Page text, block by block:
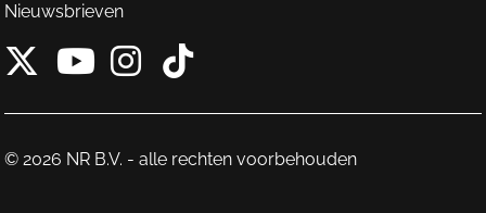
Nieuwsbrieven
X van NieuwRechts
Instagram van
Tiktok van
© 2026 NR B.V. - alle rechten voorbehouden